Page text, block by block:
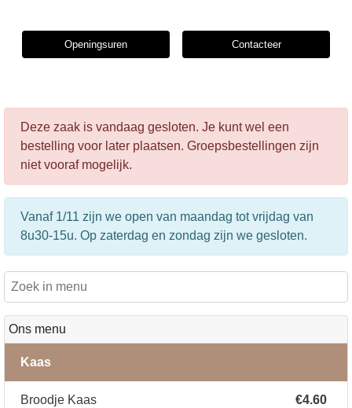
Openingsuren Contacteer
Deze zaak is vandaag gesloten. Je kunt wel een
bestelling voor later plaatsen. Groepsbestellingen zijn
niet vooraf mogelijk.
Vanaf 1/11 zijn we open van maandag tot vrijdag van
8u30-15u. Op zaterdag en zondag zijn we gesloten.
Ons menu
Kaas
Broodje Kaas €4.60